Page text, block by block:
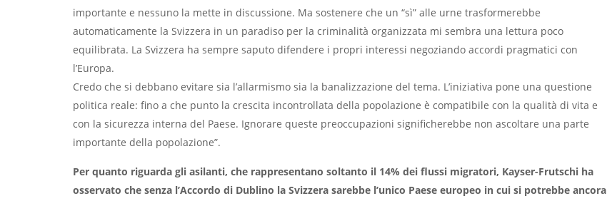
importante e nessuno la mette in discussione. Ma sostenere che un “sì” alle urne trasformerebbe
automaticamente la Svizzera in un paradiso per la criminalità organizzata mi sembra una lettura poco
equilibrata. La Svizzera ha sempre saputo difendere i propri interessi negoziando accordi pragmatici con
l’Europa.
Credo che si debbano evitare sia l’allarmismo sia la banalizzazione del tema. L’iniziativa pone una questione
politica reale: fino a che punto la crescita incontrollata della popolazione è compatibile con la qualità di vita e
con la sicurezza interna del Paese. Ignorare queste preoccupazioni significherebbe non ascoltare una parte
importante della popolazione”.
Per quanto riguarda gli asilanti, che rappresentano soltanto il 14% dei flussi migratori, Kayser-Frutschi ha
osservato che senza l’Accordo di Dublino la Svizzera sarebbe l’unico Paese europeo in cui si potrebbe ancora